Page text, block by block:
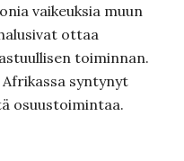
vaikeuksia muun
ottaa
toiminnan.
syntynyt
osuustoimintaa.